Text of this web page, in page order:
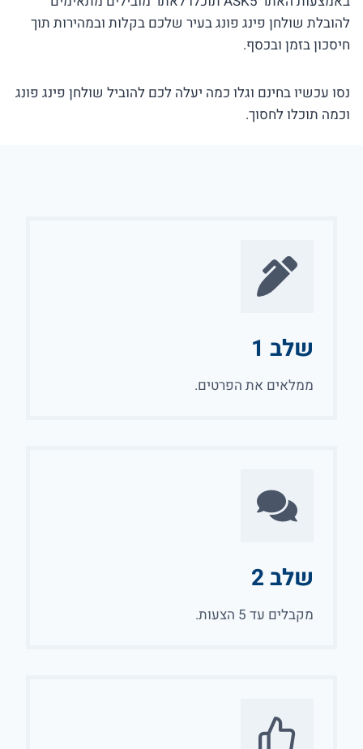
להובלת שולחן פינג פונג בעיר שלכם בקלות ובמהירות תוך
חיסכון בזמן ובכסף.
נסו עכשיו בחינם וגלו כמה יעלה לכם להוביל שולחן פינג פונג
וכמה תוכלו לחסוך.
שלב 1
ממלאים את הפרטים.
שלב 2
מקבלים עד 5 הצעות.